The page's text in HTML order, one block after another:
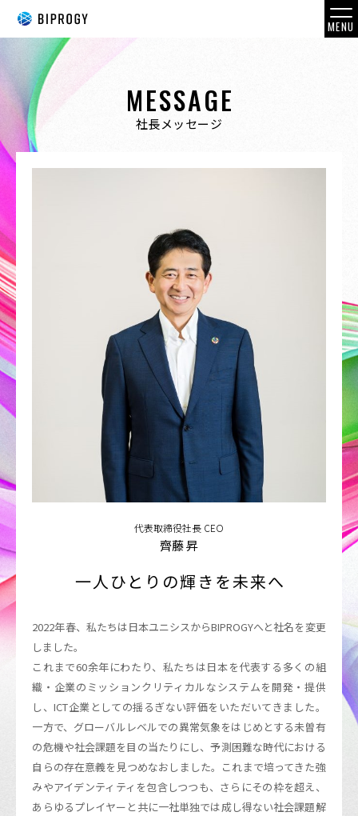
MENU
TOP_トップページ
VISION_
CAREER_変化を楽しむ社員のキャリア
WORK STYLE_変化に柔軟な働き方
WOMAN_女性のキャリア・活躍推進
RECRUITING_採用情報
27新卒ENTRY
28新卒ENTRY
MESSAGE
社長メッセージ
代表取締役社長 CEO
齊藤 昇
一人ひとりの輝きを未来へ
2022年春、私たちは日本ユニシスからBIPROGYへと社名を変更
しました。
これまで60余年にわたり、私たちは日本を代表する多くの組
織・企業のミッションクリティカルなシステムを開発・提供
し、ICT企業としての揺るぎない評価をいただいてきました。
一方で、グローバルレベルでの異常気象をはじめとする未曽有
の危機や社会課題を目の当たりにし、予測困難な時代における
自らの存在意義を見つめなおしました。これまで培ってきた強
みやアイデンティティを包含しつつも、さらにその枠を超え、
あらゆるプレイヤーと共に一社単独では成し得ない社会課題解